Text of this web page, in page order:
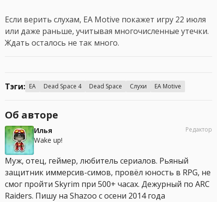
Если верить слухам, EA Motive покажет игру 22 июля
или даже раньше, учитывая многочисленные утечки.
Ждать осталось не так много.
Тэги: EA Dead Space 4 Dead Space Слухи EA Motive
Об авторе
Илья
Wake up!
Редактор
Муж, отец, геймер, любитель сериалов. Рьяный
защитник иммерсив-симов, провёл юность в RPG, не
смог пройти Skyrim при 500+ часах. Дежурный по ARC
Raiders. Пишу на Shazoo с осени 2014 года